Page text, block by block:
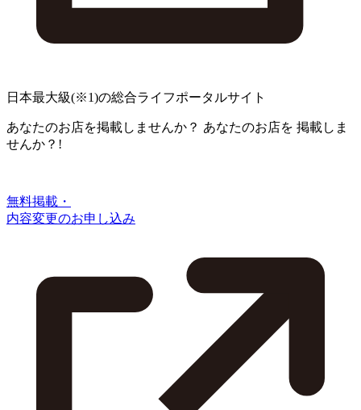
日本最大級(※1)の総合ライフポータルサイト
あなたのお店を掲載しませんか？ あなたのお店を 掲載しま
せんか？!
無料掲載・
内容変更のお申し込み